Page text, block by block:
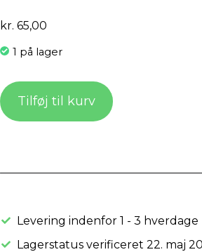
kr. 65,00
1 på lager
Tilføj til kurv
Levering indenfor 1 - 3 hverdage
Lagerstatus verificeret 22. maj